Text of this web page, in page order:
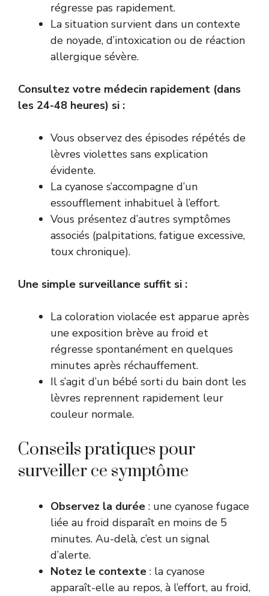
régresse pas rapidement.
La situation survient dans un contexte
de noyade, d’intoxication ou de réaction
allergique sévère.
Consultez votre médecin rapidement (dans
les 24-48 heures) si :
Vous observez des épisodes répétés de
lèvres violettes sans explication
évidente.
La cyanose s’accompagne d’un
essoufflement inhabituel à l’effort.
Vous présentez d’autres symptômes
associés (palpitations, fatigue excessive,
toux chronique).
Une simple surveillance suffit si :
La coloration violacée est apparue après
une exposition brève au froid et
régresse spontanément en quelques
minutes après réchauffement.
Il s’agit d’un bébé sorti du bain dont les
lèvres reprennent rapidement leur
couleur normale.
Conseils pratiques pour
surveiller ce symptôme
Observez la durée : une cyanose fugace
liée au froid disparaît en moins de 5
minutes. Au-delà, c’est un signal
d’alerte.
Notez le contexte : la cyanose
apparaît-elle au repos, à l’effort, au froid,